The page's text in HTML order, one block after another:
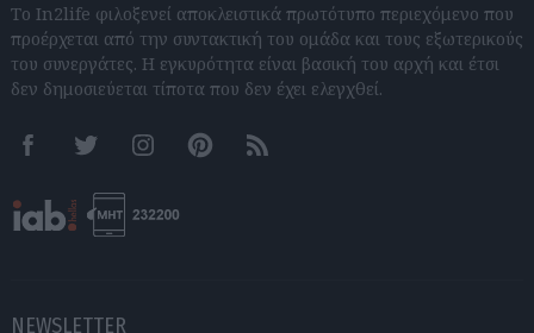
Το In2life φιλοξενεί αποκλειστικά πρωτότυπο περιεχόμενο που
προέρχεται από την συντακτική του ομάδα και τους εξωτερικούς
του συνεργάτες. Η εγκυρότητα είναι βασική του αρχή και έτσι
δεν δημοσιεύεται τίποτα που δεν έχει ελεγχθεί.
FacebookTwitter InstagramPinterestRSS feeds
NEWSLETTER